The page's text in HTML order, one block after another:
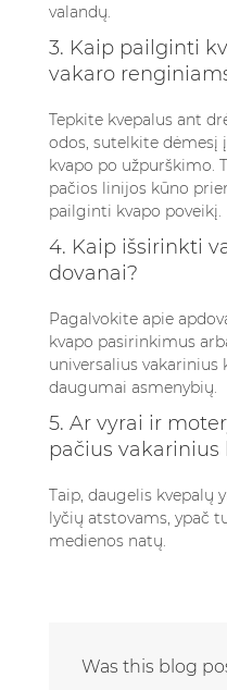
valandų.
3. Kaip pailginti
vakaro
Tepkite kvepalus ant
odos, sutelkite
kvapo po užpurškimo.
pačios linijos kūno
pailginti kvapo poveikį.
4. Kaip išsirinkti
dovanai?
Pagalvokite apie
kvapo pasirinkimus
universalius vakarinius
daugumai asmenybių.
5. Ar vyrai ir
pačius vakarinius
Taip, daugelis kvepalų
lyčių atstovams, ypač
medienos natų.
Was this blog